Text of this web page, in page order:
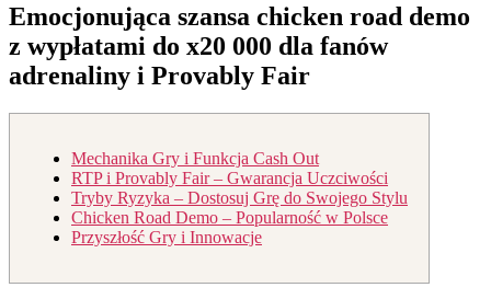
Emocjonująca szansa chicken road demo
z wypłatami do x20 000 dla fanów
adrenaliny i Provably Fair
Mechanika Gry i Funkcja Cash Out
RTP i Provably Fair – Gwarancja Uczciwości
Tryby Ryzyka – Dostosuj Grę do Swojego Stylu
Chicken Road Demo – Popularność w Polsce
Przyszłość Gry i Innowacje